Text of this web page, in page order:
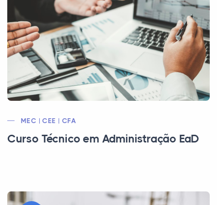
MEC | CEE | CFA
Curso Técnico em Administração EaD